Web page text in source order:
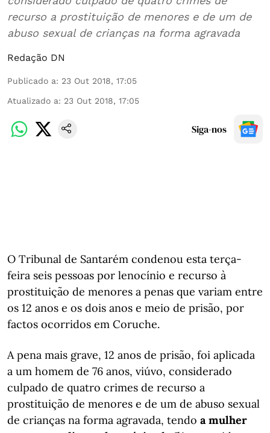
recurso a prostituição de menores e de um de
abuso sexual de crianças na forma agravada
Redação DN
Publicado a: 23 Out 2018, 17:05
Atualizado a: 23 Out 2018, 17:05
Siga-nos
O Tribunal de Santarém condenou esta terça-
feira seis pessoas por lenocínio e recurso à
prostituição de menores a penas que variam entre
os 12 anos e os dois anos e meio de prisão, por
factos ocorridos em Coruche.
A pena mais grave, 12 anos de prisão, foi aplicada
a um homem de 76 anos, viúvo, considerado
culpado de quatro crimes de recurso a
prostituição de menores e de um de abuso sexual
de crianças na forma agravada, tendo a mulher